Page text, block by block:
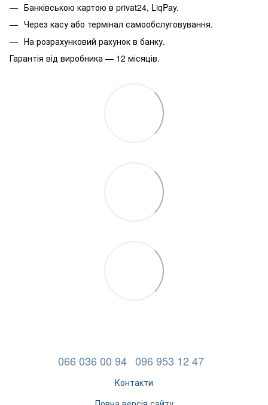
Банківською картою в privat24, LiqPay.
Через касу або термінал самообслуговування.
На розрахунковий рахунок в банку.
Гарантія від виробника — 12 місяців.
066 036 00 94 096 953 12 47
Контакти